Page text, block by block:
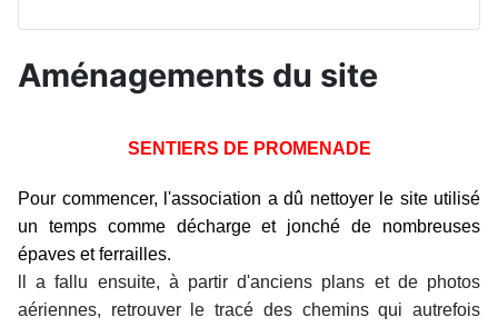
Aménagements du site
SENTIERS DE PROMENADE
Pour commencer, l'association a dû nettoyer le site utilisé
un temps comme décharge et jonché de nombreuses
épaves et ferrailles.
ll a fallu ensuite, à partir d'anciens plans et de photos
aériennes, retrouver le tracé des chemins qui autrefois